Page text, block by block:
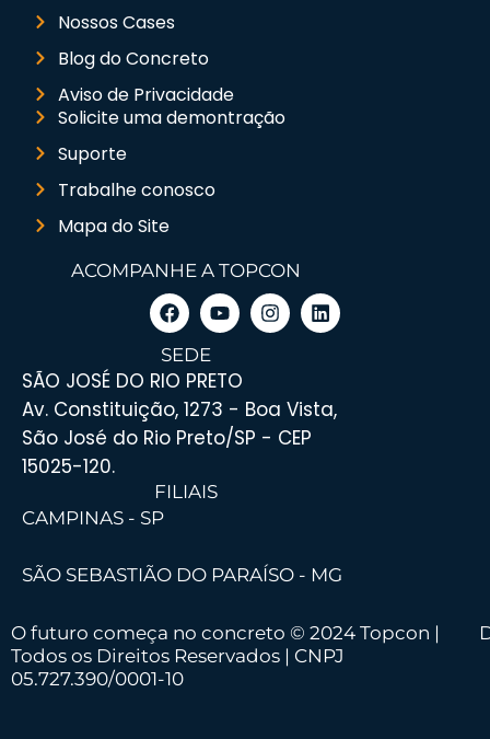
Nossos Cases
Blog do Concreto
Aviso de Privacidade
Solicite uma demontração
Suporte
Trabalhe conosco
Mapa do Site
ACOMPANHE A TOPCON
SEDE
SÃO JOSÉ DO RIO PRETO
Av. Constituição, 1273 - Boa Vista,
São José do Rio Preto/SP - CEP
15025-120.
FILIAIS
CAMPINAS - SP
SÃO SEBASTIÃO DO PARAÍSO - MG
O futuro começa no concreto © 2024 Topcon |
Todos os Direitos Reservados | CNPJ
05.727.390/0001-10